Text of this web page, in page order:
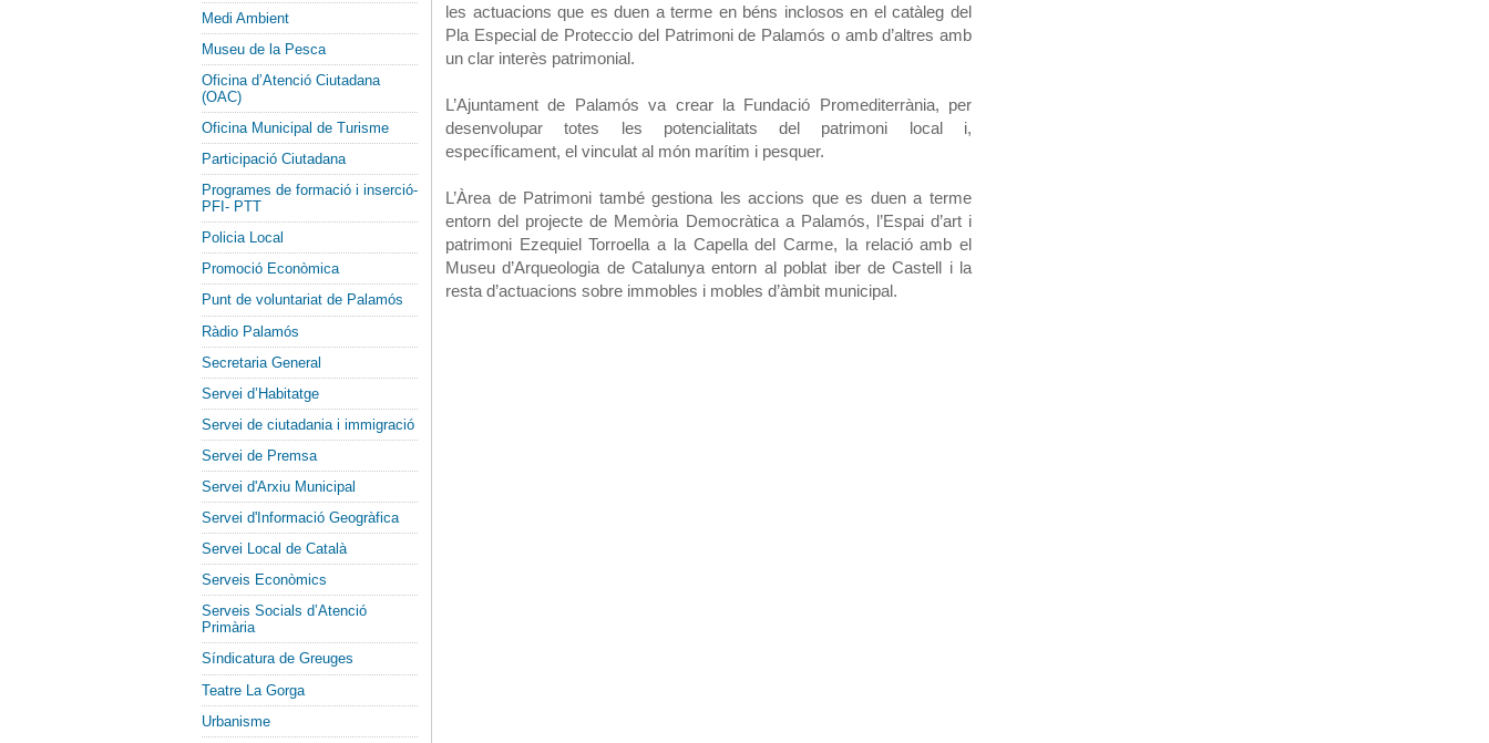
Medi Ambient
Museu de la Pesca
Oficina d’Atenció Ciutadana
(OAC)
Oficina Municipal de Turisme
Participació Ciutadana
Programes de formació i inserció-
PFI- PTT
Policia Local
Promoció Econòmica
Punt de voluntariat de Palamós
Ràdio Palamós
Secretaria General
Servei d’Habitatge
Servei de ciutadania i immigració
Servei de Premsa
Servei d'Arxiu Municipal
Servei d'Informació Geogràfica
Servei Local de Català
Serveis Econòmics
Serveis Socials d’Atenció
Primària
Síndicatura de Greuges
Teatre La Gorga
Urbanisme
les actuacions que es duen a terme en béns inclosos en el catàleg del
Pla Especial de Proteccio del Patrimoni de Palamós o amb d’altres amb
un clar interès patrimonial.
L’Ajuntament de Palamós va crear la Fundació Promediterrània, per
desenvolupar totes les potencialitats del patrimoni local i,
específicament, el vinculat al món marítim i pesquer.
L’Àrea de Patrimoni també gestiona les accions que es duen a terme
entorn del projecte de Memòria Democràtica a Palamós, l’Espai d’art i
patrimoni Ezequiel Torroella a la Capella del Carme, la relació amb el
Museu d’Arqueologia de Catalunya entorn al poblat iber de Castell i la
resta d’actuacions sobre immobles i mobles d’àmbit municipal.